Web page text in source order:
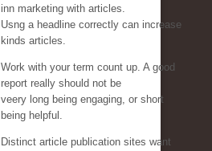
inn marketing with articles.
Usng a headline correctly can increase
kinds articles.
Work with your term count up. A good
report really should not be
veery long being engaging, or short
being helpful.
Distinct article publication sites want